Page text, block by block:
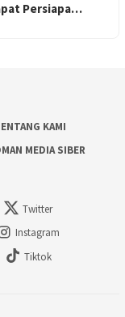
Persiapa…
KAMI
MEDIA SIBER
Twitter
Instagram
Tiktok